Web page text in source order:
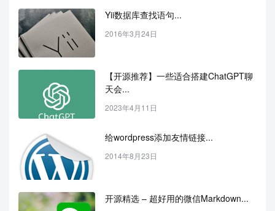
Yii数据库查找语句...
2016年3月24日
【开源推荐】一些适合搭建ChatGPT聊
天会...
2023年4月11日
给wordpress添加友情链接...
2014年8月23日
开源精选 – 超好用的微信Markdown...